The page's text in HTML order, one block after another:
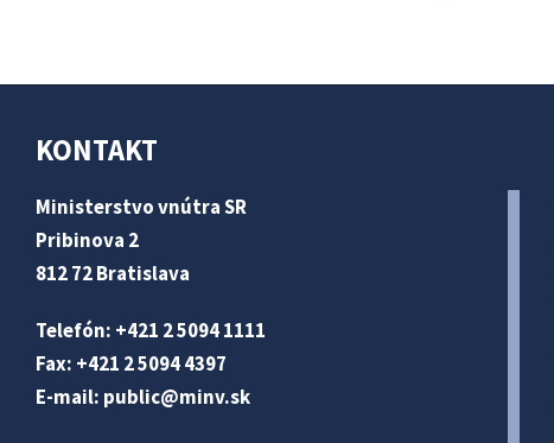
KONTAKT
Ministerstvo vnútra SR
Pribinova 2
812 72 Bratislava
Telefón: +421 2 5094 1111
Fax: +421 2 5094 4397
E-mail: public@minv.sk